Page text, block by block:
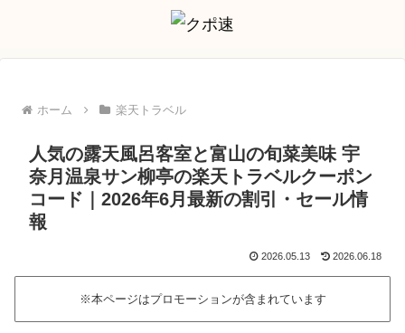
ホーム 楽天トラベル
人気の露天風呂客室と富山の旬菜美味 宇
奈月温泉サン柳亭の楽天トラベルクーポン
コード｜2026年6月最新の割引・セール情
報
2026.05.13 2026.06.18
※本ページはプロモーションが含まれています